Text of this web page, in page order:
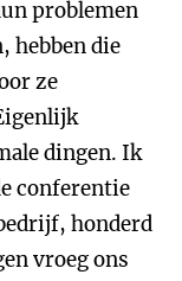
problemen
hebben die
ze
dingen. Ik
conferentie
honderd
vroeg ons